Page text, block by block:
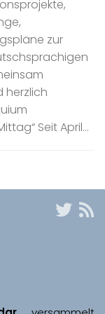
zur
herzlich
Seit April...